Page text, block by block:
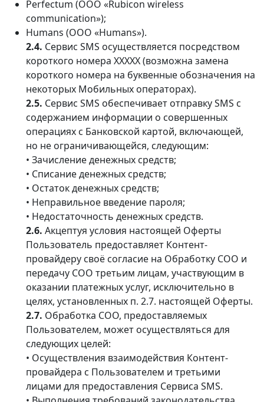
Perfectum (OOO «Rubicon wireless
communication»);
Humans (OOO «Humans»).
2.4. Сервис SMS осуществляется посредством
короткого номера ХХХХХ (возможна замена
короткого номера на буквенные обозначения на
некоторых Мобильных операторах).
2.5. Сервис SMS обеспечивает отправку SMS с
содержанием информации о совершенных
операциях с Банковской картой, включающей,
но не ограничивающейся, следующим:
• Зачисление денежных средств;
• Списание денежных средств;
• Остаток денежных средств;
• Неправильное введение пароля;
• Недостаточность денежных средств.
2.6. Акцептуя условия настоящей Оферты
Пользователь предоставляет Контент-
провайдеру своё согласие на Обработку СОО и
передачу СОО третьим лицам, участвующим в
оказании платежных услуг, исключительно в
целях, установленных п. 2.7. настоящей Оферты.
2.7. Обработка СОО, предоставляемых
Пользователем, может осуществляться для
следующих целей:
• Осуществления взаимодействия Контент-
провайдера с Пользователем и третьими
лицами для предоставления Сервиса SMS.